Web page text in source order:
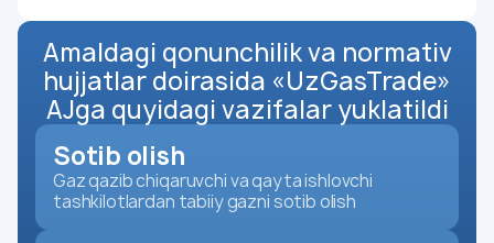
Amaldagi qonunchilik va normativ
hujjatlar doirasida «UzGasTrade»
AJga quyidagi vazifalar yuklatildi
Sotib olish
Gaz qazib chiqaruvchi va qayta ishlovchi
tashkilotlardan tabiiy gazni sotib olish